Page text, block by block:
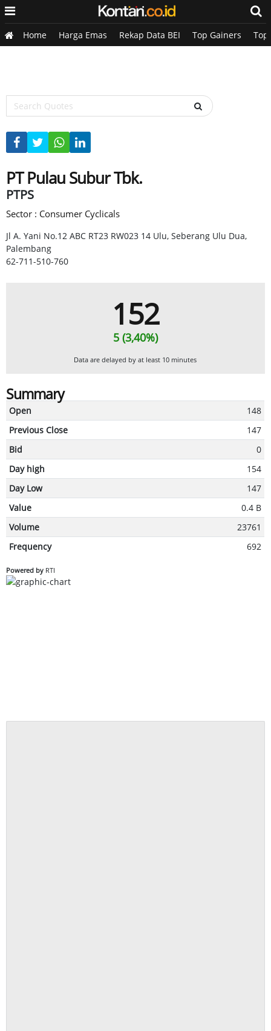
Home Harga Emas Rekap Data BEI Top Gainers Top
PT Pulau Subur Tbk.
PTPS
Sector : Consumer Cyclicals
Jl A. Yani No.12 ABC RT23 RW023 14 Ulu, Seberang Ulu Dua,
Palembang
62-711-510-760
152
5 (3,40%)
Data are delayed by at least 10 minutes
Summary
Open
148
Previous Close
147
Bid
0
Day high
154
Day Low
147
Value
0.4 B
Volume
23761
Frequency
692
Powered by RTI